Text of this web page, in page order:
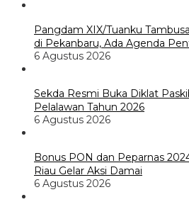
Pangdam XIX/Tuanku
di Pekanbaru, Ada Agenda
6 Agustus 2026
Sekda Resmi Buka Diklat
Pelalawan Tahun 2026
6 Agustus 2026
Bonus PON dan Peparnas
Riau Gelar Aksi Damai
6 Agustus 2026